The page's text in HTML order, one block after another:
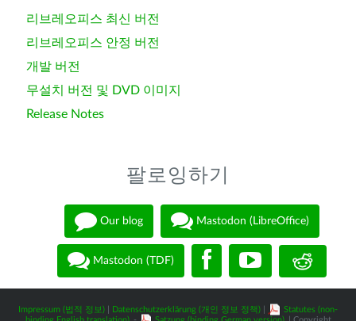
리브레오피스 최신 버전
리브레오피스 안정 버전
개발 버전
무설치 버전 및 DVD 이미지
Release Notes
팔로잉하기
Our blog Mastodon (LibreOffice)
Mastodon (TDF)
Impressum (법적 정보) Datenschutzerklärung (개인 정보 정책)
Statutes (non-